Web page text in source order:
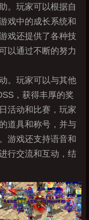
。玩家可以根据自
戏中的成长系统和
戏还提供了各种技
以通过不断的努力
。玩家可以与其他
，获得丰厚的奖
活动和比赛，玩家
道具和称号，并与
游戏还支持语音和
行交流和互动，结